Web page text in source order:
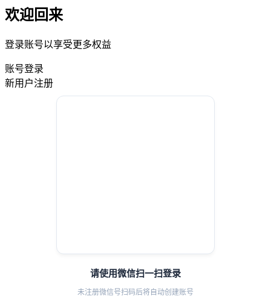
欢迎回来
登录账号以享受更多权益
账号登录
新用户注册
请使用微信扫一扫登录
未注册微信号扫码后将自动创建账号